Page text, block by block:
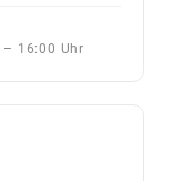
– 16:00 Uhr